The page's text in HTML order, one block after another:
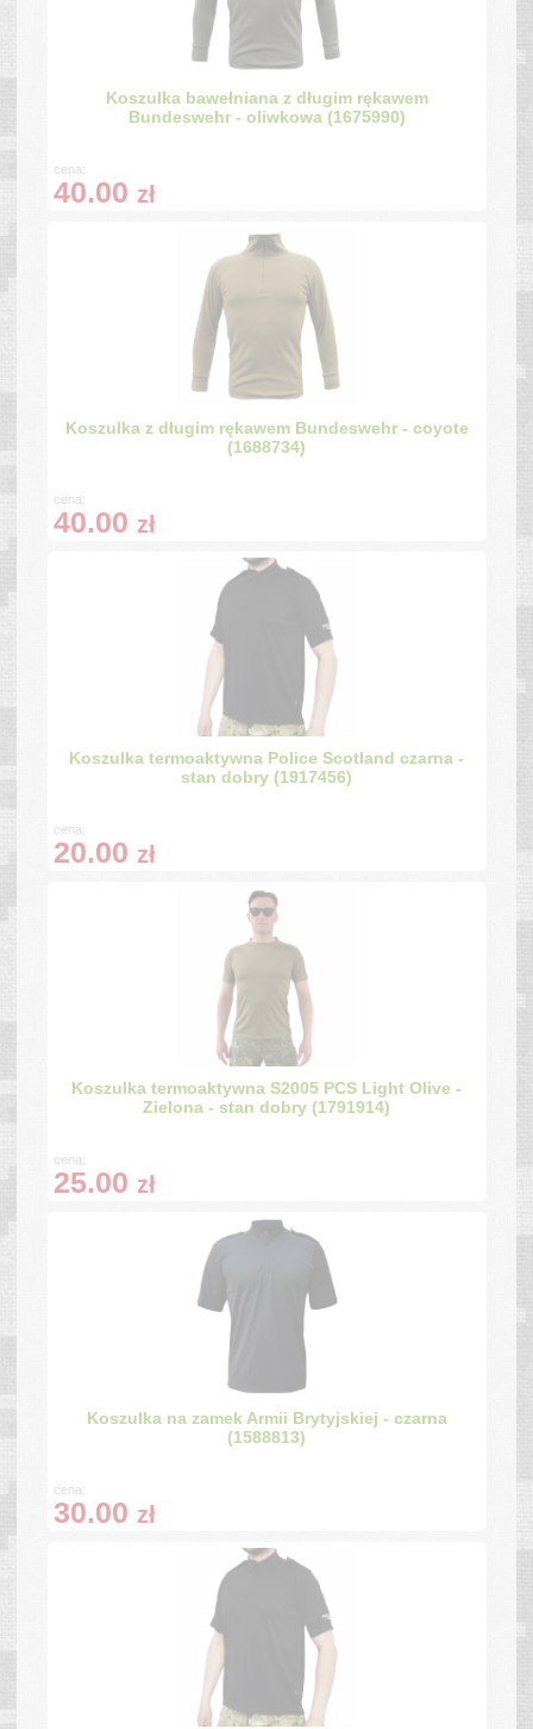
Koszulka bawełniana z długim rękawem
Bundeswehr - oliwkowa (1675990)
cena:
40.00 zł
Koszulka z długim rękawem Bundeswehr - coyote
(1688734)
cena:
40.00 zł
Koszulka termoaktywna Police Scotland czarna -
stan dobry (1917456)
cena:
20.00 zł
Koszulka termoaktywna S2005 PCS Light Olive -
Zielona - stan dobry (1791914)
cena:
25.00 zł
Koszulka na zamek Armii Brytyjskiej - czarna
(1588813)
cena:
30.00 zł